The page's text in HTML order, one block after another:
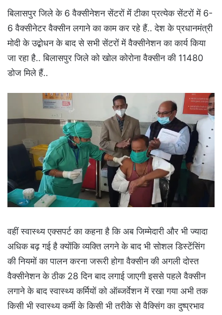
बिलासपुर जिले के 6 वैक्सीनेशन सेंटरों मेंं टीका प्रत्येक सेंटरों में 6-
6 वैक्सीनेटर वैक्सीन लगाने का काम कर रहे हैं.. देश के प्रधानमंत्री
मोदी के उद्बोधन के बाद से सभी सेंटरों में वैक्सीनेशन का कार्य किया
जा रहा है.. बिलासपुर जिले को खोल कोरोना वैक्सीन की 11480
डोज मिले हैं..
वहीं स्वास्थ्य एक्सपर्ट का कहना है कि अब जिम्मेदारी और भी ज्यादा
अधिक बढ़ गई है क्योंकि व्यक्ति लगने के बाद भी सोशल डिस्टेंसिंग
की नियमों का पालन करना जरूरी होगा वैक्सीन की अगली दोस्त
वैक्सीनेशन के ठीक 28 दिन बाद लगाई जाएगी इससे पहले वैक्सीन
लगाने के बाद स्वास्थ्य कर्मियों को ऑब्जर्वेशन में रखा गया अभी तक
किसी भी स्वास्थ्य कर्मी के किसी भी तरीके से वैक्सिंग का दुष्प्रभाव